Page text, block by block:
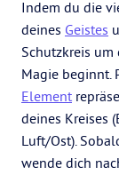
Indem du die
deines Geistes
Schutzkreis
Magie beginnt.
Element
deines Kreises
Luft/Ost).
wende dich